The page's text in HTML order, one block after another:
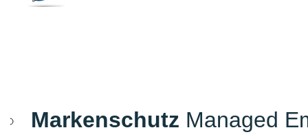
Markenschutz Managed